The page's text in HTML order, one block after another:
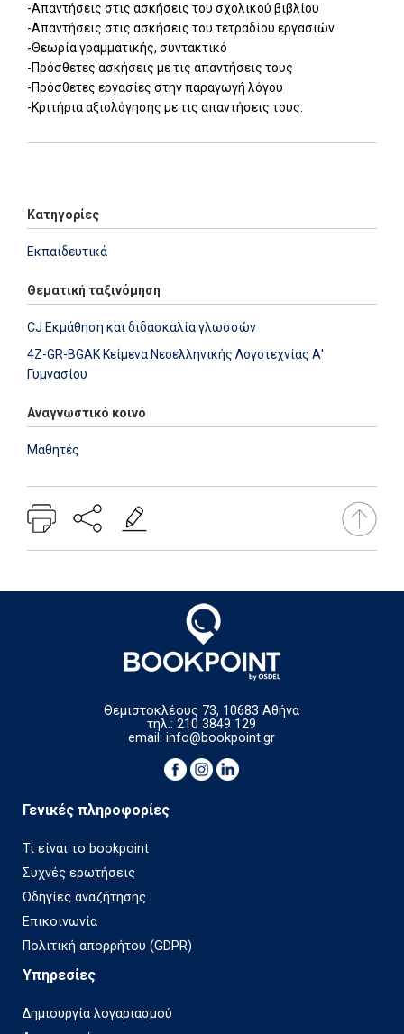
-Απαντήσεις στις ασκήσεις του σχολικού βιβλίου
-Απαντήσεις στις ασκήσεις του τετραδίου εργασιών
-Θεωρία γραμματικής, συντακτικό
-Πρόσθετες ασκήσεις με τις απαντήσεις τους
-Πρόσθετες εργασίες στην παραγωγή λόγου
-Κριτήρια αξιολόγησης με τις απαντήσεις τους.
Κατηγορίες
Εκπαιδευτικά
Θεματική ταξινόμηση
CJ Εκμάθηση και διδασκαλία γλωσσών
4Z-GR-BGAK Κείμενα Νεοελληνικής Λογοτεχνίας Α'
Γυμνασίου
Αναγνωστικό κοινό
Μαθητές
Θεμιστοκλέους 73, 10683 Αθήνα
τηλ.: 210 3849 129
email:info@bookpoint.gr
Γενικές πληροφορίες
Τι είναι το bookpoint
Συχνές ερωτήσεις
Οδηγίες αναζήτησης
Επικοινωνία
Πολιτική απορρήτου (GDPR)
Υπηρεσίες
Δημιουργία λογαριασμού